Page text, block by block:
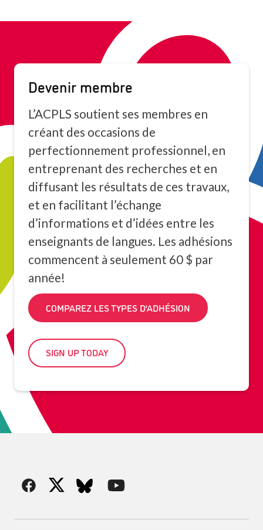
Devenir membre
L’ACPLS soutient ses membres en
créant des occasions de
perfectionnement professionnel, en
entreprenant des recherches et en
diffusant les résultats de ces travaux,
et en facilitant l’échange
d’informations et d’idées entre les
enseignants de langues. Les adhésions
commencent à seulement 60 $ par
année!
COMPAREZ LES TYPES D’ADHÉSION
SIGN UP TODAY